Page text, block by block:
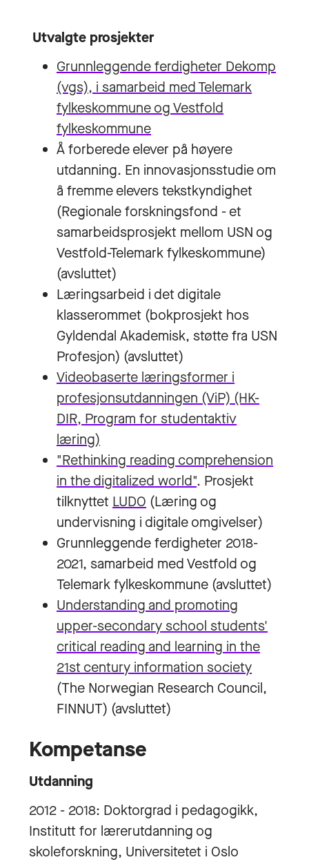
Utvalgte prosjekter
Grunnleggende ferdigheter Dekomp
(vgs), i samarbeid med Telemark
fylkeskommune og Vestfold
fylkeskommune
Å forberede elever på høyere
utdanning. En innovasjonsstudie om
å fremme elevers tekstkyndighet
(Regionale forskningsfond - et
samarbeidsprosjekt mellom USN og
Vestfold-Telemark fylkeskommune)
(avsluttet)
Læringsarbeid i det digitale
klasserommet (bokprosjekt hos
Gyldendal Akademisk, støtte fra USN
Profesjon) (avsluttet)
Videobaserte læringsformer i
profesjonsutdanningen (ViP)​ (HK-
DIR, Program for studentaktiv
læring)
"Rethinking reading comprehension
in the digitalized world". Prosjekt
tilknyttet LUDO (Læring og
undervisning i digitale omgivelser)
Grunnleggende ferdigheter 2018-
2021, samarbeid med Vestfold og
Telemark fylkeskommune (avsluttet)
Understanding and promoting
upper-secondary school students'
critical reading and learning in the
21st century information society
(The Norwegian Research Council,
FINNUT) (avsluttet)
Kompetanse
Utdanning
2012 - 2018: Doktorgrad i pedagogikk,
Institutt for lærerutdanning og
skoleforskning, Universitetet i Oslo